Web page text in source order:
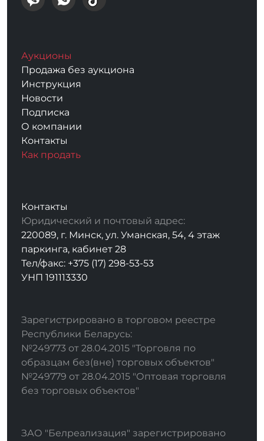
Аукционы
Продажа без аукциона
Инструкция
Новости
Подписка
О компании
Контакты
Как продать
Контакты
Юридический и почтовый адрес:
220089, г. Минск, ул. Уманская, 54, 4 этаж
паркинга, кабинет 28
Тел/факс: +375 (17) 298-53-53
УНП 191113330
Зарегистрировано в торговом реестре
Республики Беларусь:
№249773 от 28.04.2015 "Торговля по
образцам без(вне) торговых объектов"
№249779 от 28.04.2015 "Оптовая торговля
без торговых объектов"
ЗАО "Белреализация" зарегистрировано